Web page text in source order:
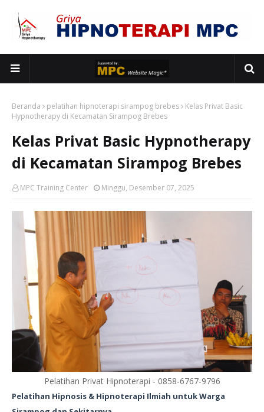
Beranda pelatihan hipnoterapi sirampog brebes
Kelas Privat Basic
Hypnotherapy di Kecamatan Sirampog Brebes
Kelas Privat Basic Hypnotherapy
di Kecamatan Sirampog Brebes
MPC Training Center Minggu, Desember 07, 2025
Pelatihan Privat Hipnoterapi - 0858-6767-9796
Pelatihan Hipnosis & Hipnoterapi Ilmiah untuk Warga